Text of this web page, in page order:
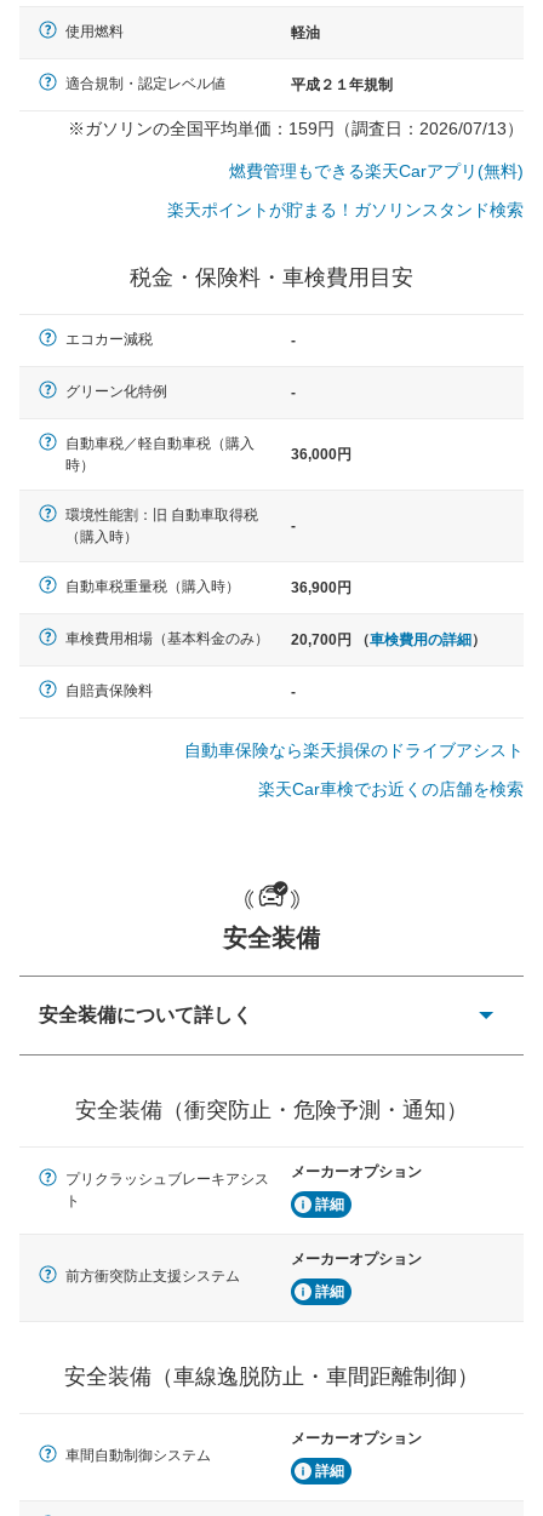
一般的な車体のサイズの目安
軽自動車
ノア、セレナ、プリウス、カロー
大型車
一般的な荷物のサイズの目安
使用燃料 軽油
適合規制・認定レベル値 平成２１年規制
※ガソリンの全国平均単価：159円（調査日：2026/07/13）
燃費管理もできる楽天Carアプリ(無料)
楽天ポイントが貯まる！ガソリンスタンド検索
税金・保険料・車検費用目安
エコカー減税 -
グリーン化特例 -
自動車税／軽自動車税（購入
時）
36,000円
環境性能割：旧 自動車取得税
（購入時）
-
自動車税重量税（購入時） 36,900円
車検費用相場（基本料金のみ） 20,700円 （車検費用の詳細）
自賠責保険料 -
自動車保険なら楽天損保のドライブアシスト
楽天Car車検でお近くの店舗を検索
安全装備
安全装備について詳しく
ーキアシスト、ABSなどが装備されています。
見えにくい場所に潜む危険を予測・通知するためのシス
テムなどが装備されています。
車線のはみだしやふらつきを防止するためにレーンキー
プアシストなどが装備されています
安全な車間距離を保ちながら前車を追従するアダプティ
ブ・クルーズ・コントロールなどが装備されています。
駐車をスムーズに行うためにインテリジェンスパーキン
グ・アシストやサイドブラインドモニターなどが装備さ
安全装備（衝突防止・危険予測・通知）
プリクラッシュブレーキアシス
ト
メーカーオプション
詳細
前方衝突防止支援システム
メーカーオプション
詳細
安全装備（車線逸脱防止・車間距離制御）
車間自動制御システム
メーカーオプション
詳細